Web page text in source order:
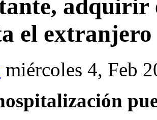
adquirir
el extranjero
miércoles 4, Feb